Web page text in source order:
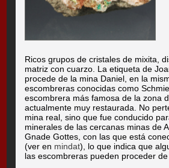
Ricos grupos de cristales de mixita,
matriz con cuarzo. La etiqueta de
procede de la mina Daniel, en la
escombreras conocidas como
escombrera más famosa de la zona
actualmente muy restaurada. No
mina real, sino que fue conducido
minerales de las cercanas minas de
Gnade Gottes, con las que está
(ver en mindat), lo que indica que
las escombreras pueden proceder de